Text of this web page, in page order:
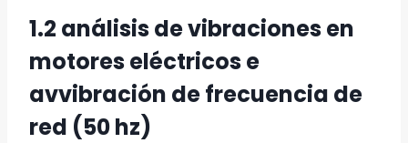
1.2 análisis de vibraciones en
motores eléctricose
avvibración de frecuencia de
red (50 hz)